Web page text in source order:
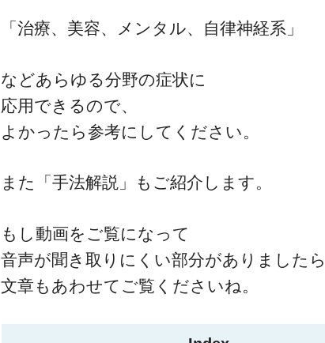
「治療、美容、メンタル、自律神経系」
などあらゆる分野の症状に
応用できるので、
よかったら参考にしてください。
また「手法解説」もご紹介します。
もし動画をご覧になって
音声が聞き取りにくい部分がありましたら
文章もあわせてご覧くださいね。